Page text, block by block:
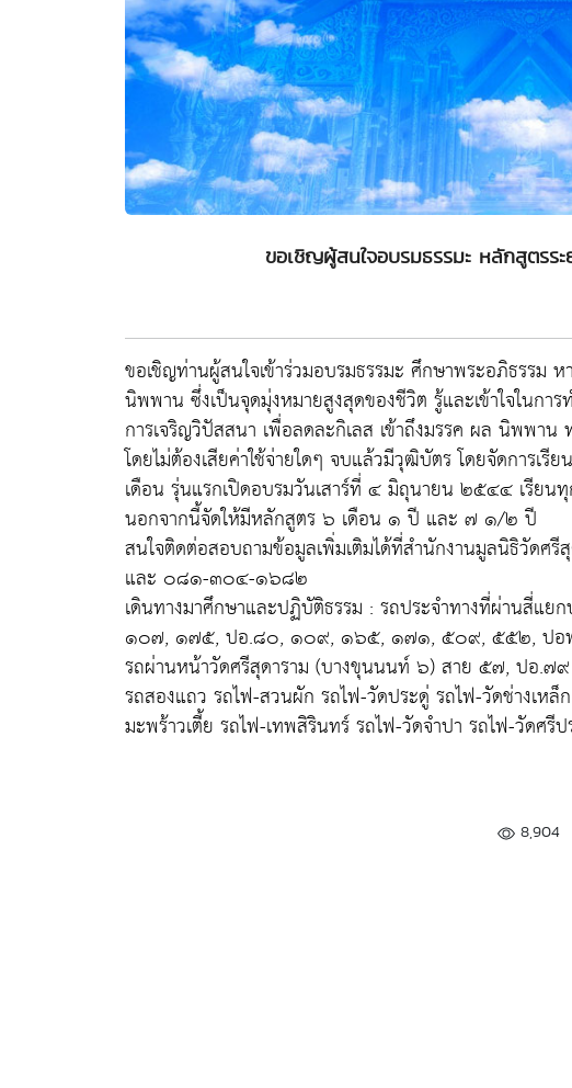
ขอเชิญผู้สนใจอบรมธรรมะ หลักสูตรระ
ขอเชิญท่านผู้สนใจเข้าร่วมอบรมธรรมะ ศึกษาพระอภิธรรม ห
นิพพาน ซึ่งเป็นจุดมุ่งหมายสูงสุดของชีวิต รู้และเข้าใจในก
การเจริญวิปัสสนา เพื่อลดละกิเลส เข้าถึงมรรค ผล นิพพา
โดยไม่ต้องเสียค่าใช้จ่ายใดๆ จบแล้วมีวุฒิบัตร โดยจัดการเ
เดือน รุ่นแรกเปิดอบรมวันเสาร์ที่ ๔ มิถุนายน ๒๕๔๔ เรีย
นอกจากนี้จัดให้มีหลักสูตร ๖ เดือน ๑ ปี และ ๗ ๑/๒ ปี
สนใจติดต่อสอบถามข้อมูลเพิ่มเติมได้ที่สำนักงานมูลนิธิวัด
และ ๐๘๑-๓๐๔-๑๖๘๒
เดินทางมาศึกษาและปฏิบัติธรรม : รถประจำทางที่ผ่านสี่
๑๐๗, ๑๗๕, ปอ.๘๐, ๑๐๙, ๑๖๕, ๑๗๑, ๕๐๙, ๕๕๒, ป
รถผ่านหน้าวัดศรีสุดาราม (บางขุนนนท์ ๖) สาย ๕๗, ปอ.๗๙
รถสองแถว รถไฟ-สวนผัก รถไฟ-วัดประดู่ รถไฟ-วัดช่างเห
มะพร้าวเตี้ย รถไฟ-เทพสิรินทร์ รถไฟ-วัดจำปา รถไฟ-วัดศ
8,904